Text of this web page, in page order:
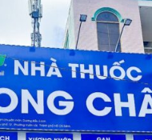
Xã Rạch Kiến, Tỉnh Tây